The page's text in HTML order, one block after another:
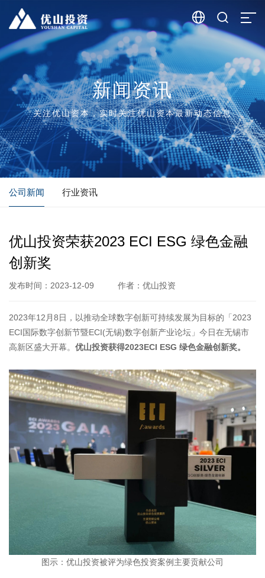
 
新闻资讯
关注优山资本，实时关注优山资本最新动态信息
公司新闻 行业资讯
优山投资荣获2023 ECI ESG 绿色金融
创新奖
发布时间：2023-12-09 作者：优山投资
2023年12月8日，以推动全球数字创新可持续发展为目标的「2023
ECI国际数字创新节暨ECI(无锡)数字创新产业论坛」今日在无锡市
高新区盛大开幕。 优山投资获得2023ECI ESG 绿色金融创新奖。
图示：优山投资被评为绿色投资案例主要贡献公司